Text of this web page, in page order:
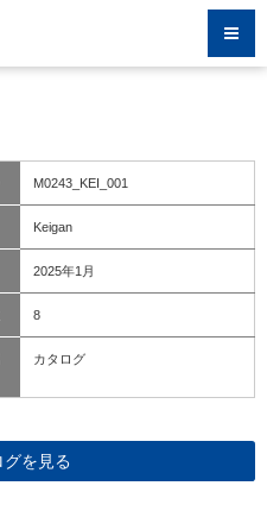
M0243_KEI_001
Keigan
2025年1月
8
カタログ
グを見る